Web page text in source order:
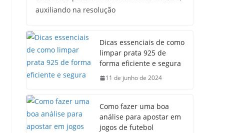
auxiliando na resolução
Dicas essenciais de como
limpar prata 925 de
forma eficiente e segura
11 de junho de 2024
Como fazer uma boa
análise para apostar em
jogos de futebol